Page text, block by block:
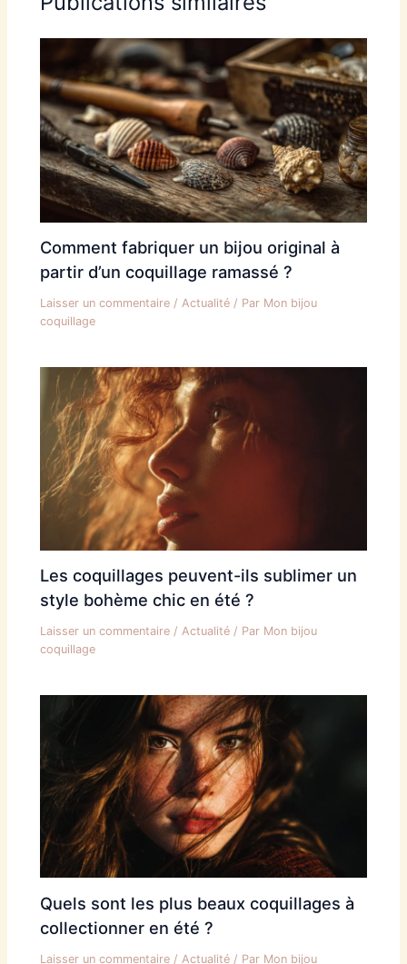
Comment fabriquer un bijou original à
partir d’un coquillage ramassé ?
Laisser un commentaire /Actualité / Par Mon bijou
coquillage
Les coquillages peuvent-ils sublimer un
style bohème chic en été ?
Laisser un commentaire /Actualité / Par Mon bijou
coquillage
Quels sont les plus beaux coquillages à
collectionner en été ?
Laisser un commentaire / Actualité / Par Mon bijou